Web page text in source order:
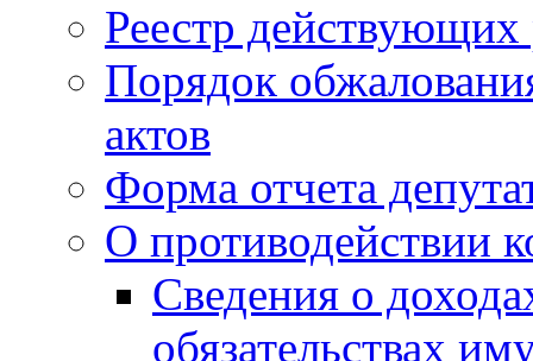
Реестр
Порядок
актов
Форма отчета
О противодействии
Сведения о
обязательствах